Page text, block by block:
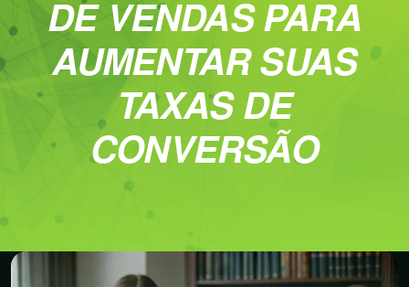
DE VENDAS PARA
AUMENTAR SUAS
TAXAS DE
CONVERSÃO